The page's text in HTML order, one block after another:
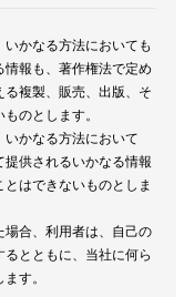
かなる方法においても
報も、著作権法で定め
複製、販売、出版、そ
のとします。
かなる方法において
供されるいかなる情報
はできないものとしま
合、利用者は、自己の
とともに、当社に何ら
す。